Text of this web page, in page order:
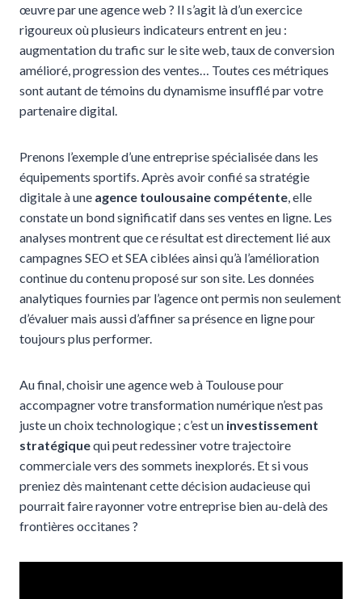
œuvre par une agence web ? Il s’agit là d’un exercice
rigoureux où plusieurs indicateurs entrent en jeu :
augmentation du trafic sur le site web, taux de conversion
amélioré, progression des ventes… Toutes ces métriques
sont autant de témoins du dynamisme insufflé par votre
partenaire digital.
Prenons l’exemple d’une entreprise spécialisée dans les
équipements sportifs. Après avoir confié sa stratégie
digitale à une agence toulousaine compétente , elle
constate un bond significatif dans ses ventes en ligne. Les
analyses montrent que ce résultat est directement lié aux
campagnes SEO et SEA ciblées ainsi qu’à l’amélioration
continue du contenu proposé sur son site. Les données
analytiques fournies par l’agence ont permis non seulement
d’évaluer mais aussi d’affiner sa présence en ligne pour
toujours plus performer.
Au final, choisir une agence web à Toulouse pour
accompagner votre transformation numérique n’est pas
juste un choix technologique ; c’est un investissement
stratégiquequi peut redessiner votre trajectoire
commerciale vers des sommets inexplorés. Et si vous
preniez dès maintenant cette décision audacieuse qui
pourrait faire rayonner votre entreprise bien au-delà des
frontières occitanes ?